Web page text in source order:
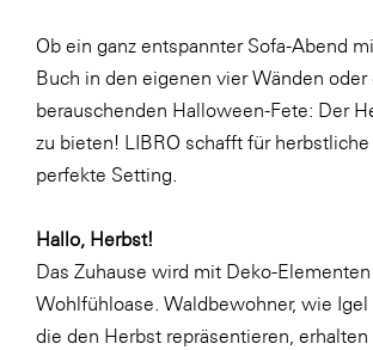
FRoSTA
FV Energierohstoff & Kraftstoff
Gardena
Gas Connect Austria
Bauvereinigungen
Getzner Werkstoffe
Heimat Österreich
Ob ein ganz entspannter Sofa-Abend
Buch in den eigenen vier Wänden oder
berauschenden Halloween-Fete: Der
zu bieten! LIBRO schafft für
perfekte Setting.
Hallo, Herbst!
Das Zuhause wird mit Deko-Elementen
Wohlfühloase. Waldbewohner, wie Igel
die den Herbst repräsentieren, erhalten